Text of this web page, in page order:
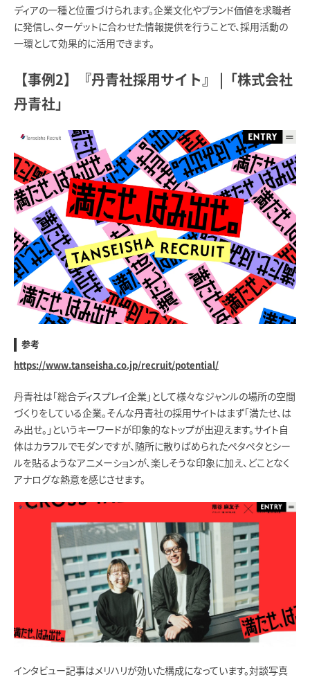
ディアの一種と位置づけられます。企業文化やブランド価値を求職者
に発信し、ターゲットに合わせた情報提供を行うことで、採用活動の
一環として効果的に活用できます。
【事例2】『丹青社採用サイト』 |「株式会社
丹青社」
参考
https://www.tanseisha.co.jp/recruit/potential/
丹青社は「総合ディスプレイ企業」として様々なジャンルの場所の空間
づくりをしている企業。そんな丹青社の採用サイトはまず「満たせ、は
み出せ。」というキーワードが印象的なトップが出迎えます。サイト自
体はカラフルでモダンですが、随所に散りばめられたペタペタとシー
ルを貼るようなアニメーションが、楽しそうな印象に加え、どことなく
アナログな熱意を感じさせます。
インタビュー記事はメリハリが効いた構成になっています。対談写真